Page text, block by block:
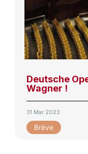
Deutsche
Wagner !
31 Mar 2023
Brève